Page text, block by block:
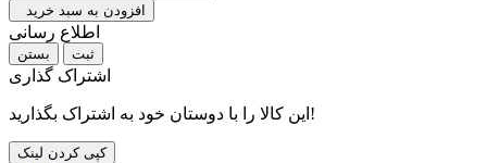
افزودن به سبد خرید
اطلاع رسانی
بستن
اشتراک گذاری
این کالا را با دوستان خود به اشتراک بگذارید!
کپی کردن لینک